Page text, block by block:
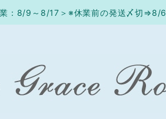
業：8/9～8/17＞※休業前の発送〆切⇒8/6